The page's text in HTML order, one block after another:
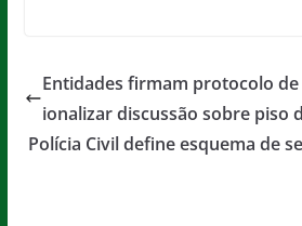
e
b
o
er l s
A
p
a
g
e
Entidades firmam protocolo
ionalizar discussão sobre piso
Polícia Civil define esquema de